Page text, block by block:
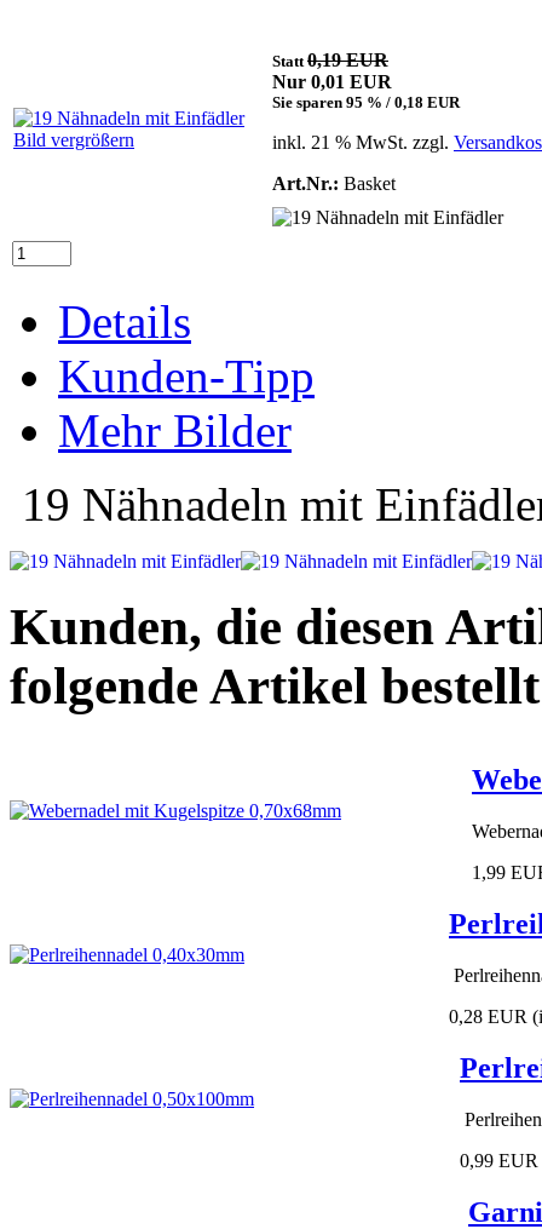
Bild vergrößern
Statt0,19 EUR
Nur 0,01 EUR
Sie sparen 95 % / 0,18 EUR
inkl. 21 % MwSt. zzgl.
Art.Nr.: Basket
Details
Kunden-Tipp
Mehr Bilder
19 Nähnadeln mit
Kunden, die diesen
folgende Artikel
1,99
0,28 EUR
0,99 EUR